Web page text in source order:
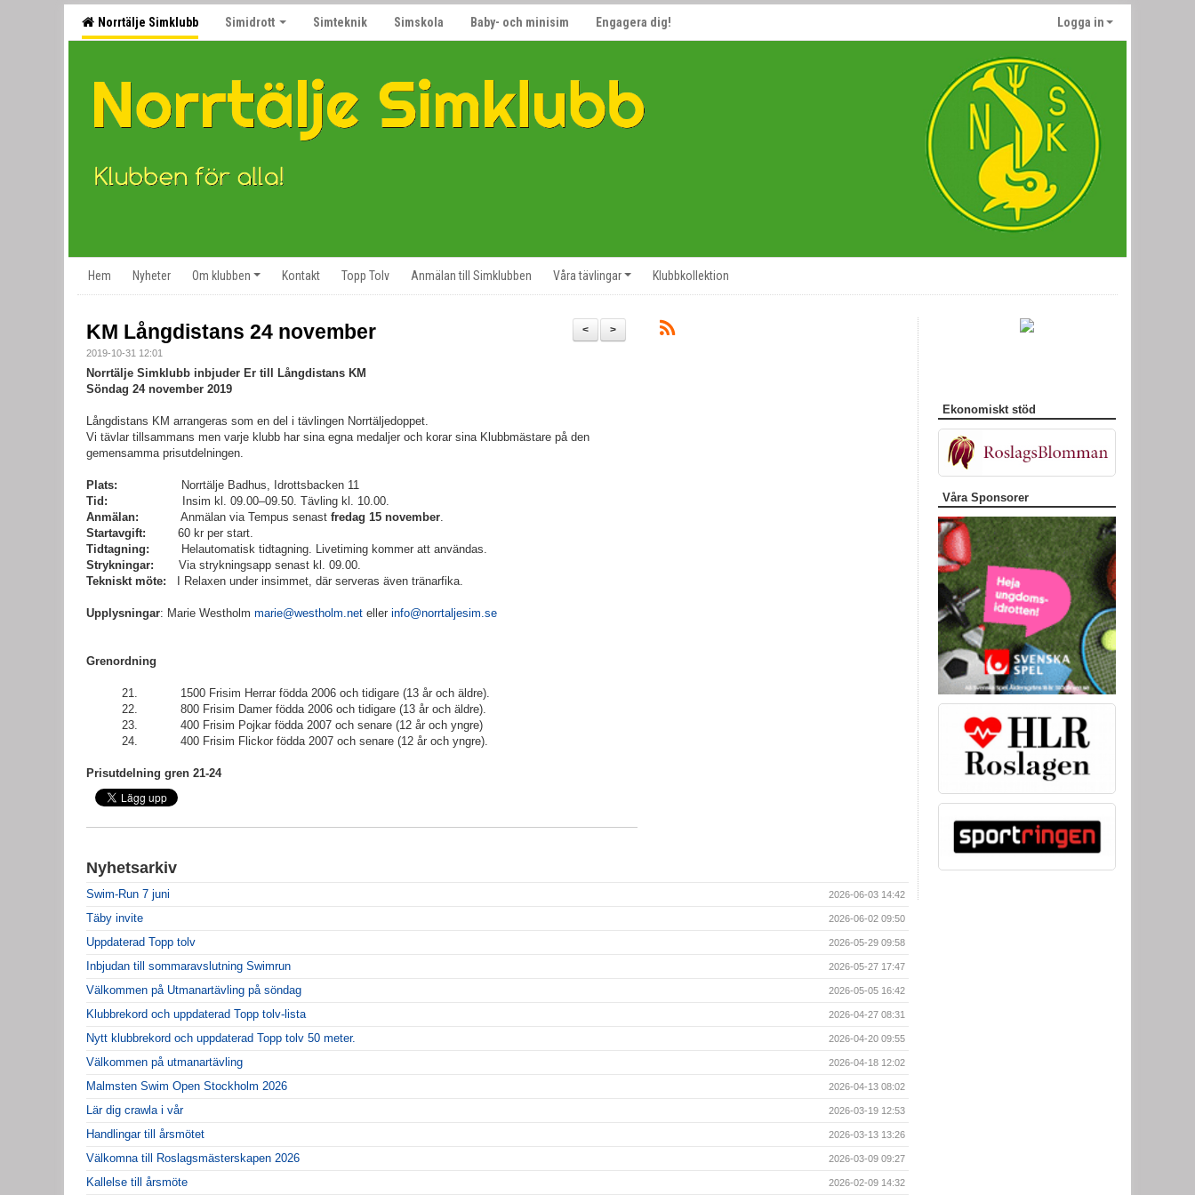
Norrtälje Simklubb Simidrott Simteknik Simskola Baby- och minisim Engagera dig! Logga in
Hem Nyheter Om klubben Kontakt Topp Tolv Anmälan till Simklubben Våra tävlingar Klubbkollektion
>
<
KM Långdistans 24 november
2019-10-31 12:01
Norrtälje Simklubb inbjuder Er till
Långdistans KM
Söndag 24 november 2019
Långdistans KM arrangeras som en del i tävlingen Norrtäljedoppet.
Vi tävlar tillsammans men varje klubb har sina egna medaljer och korar sina Klubbmästare på den
gemensamma prisutdelningen.
Plats: Norrtälje Badhus, Idrottsbacken 11
Tid: Insim kl. 09.00–09.50. Tävling kl. 10.00.
Anmälan: Anmälan via Tempus senast fredag 15 november
Startavgift: 60 kr per start.
Tidtagning: Helautomatisk tidtagning. Livetiming kommer att användas.
Strykningar: Via strykningsapp senast kl. 09.00.
Tekniskt möte:
I Relaxen under insimmet, där serveras även tränarfika.
Upplysningar: Marie Westholm marie@westholm.net eller info@norrtaljesim.se
Grenordning
21. 1500 Frisim Herrar födda 2006 och tidigare (13 år och äldre).
22. 800 Frisim Damer födda 2006 och tidigare (13 år och äldre).
23. 400 Frisim Pojkar födda 2007 och senare (12 år och yngre)
24. 400 Frisim Flickor födda 2007 och senare (12 år och yngre).
Prisutdelning gren 21-24
Nyhetsarkiv
Swim-Run 7 juni 2026-06-03 14:42
Täby invite 2026-06-02 09:50
Uppdaterad Topp tolv 2026-05-29 09:58
Inbjudan till sommaravslutning Swimrun 2026-05-27 17:47
Välkommen på Utmanartävling på söndag 2026-05-05 16:42
Klubbrekord och uppdaterad Topp tolv-lista 2026-04-27 08:31
Nytt klubbrekord och uppdaterad Topp tolv 50 meter. 2026-04-20 09:55
Välkommen på utmanartävling 2026-04-18 12:02
Malmsten Swim Open Stockholm 2026 2026-04-13 08:02
Lär dig crawla i vår 2026-03-19 12:53
Handlingar till årsmötet 2026-03-13 13:26
Välkomna till Roslagsmästerskapen 2026 2026-03-09 09:27
Kallelse till årsmöte 2026-02-09 14:32
Ekonomiskt stöd
Våra Sponsorer